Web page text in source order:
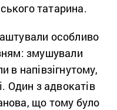
татарина.
особливо
змушували
в напівзігнутому,
Один з адвокатів
що тому було